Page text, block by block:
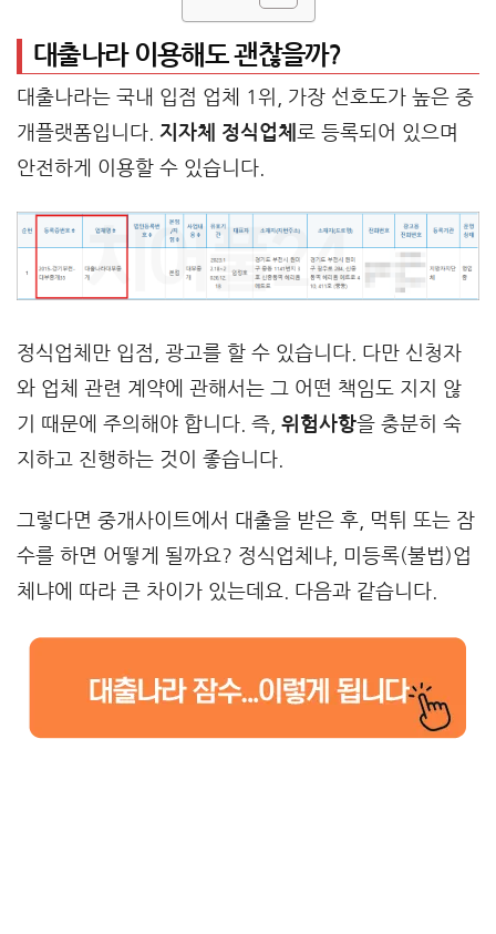
대출나라 이용해도 괜찮을까?
대출나라는 국내 입점 업체 1위, 가장 선호도가 높은 중
개플랫폼입니다. 지자체 정식업체 로 등록되어 있으며
안전하게 이용할 수 있습니다.
정식업체만 입점, 광고를 할 수 있습니다. 다만 신청자
와 업체 관련 계약에 관해서는 그 어떤 책임도 지지 않
기 때문에 주의해야 합니다. 즉, 위험사항을 충분히 숙
지하고 진행하는 것이 좋습니다.
그렇다면 중개사이트에서 대출을 받은 후, 먹튀 또는 잠
수를 하면 어떻게 될까요? 정식업체냐, 미등록(불법)업
체냐에 따라 큰 차이가 있는데요. 다음과 같습니다.